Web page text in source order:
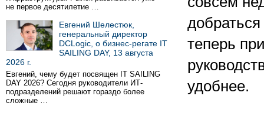
не первое десятилетие …
Евгений Шелестюк,
генеральный директор
DCLogic, о бизнес-регате IT
SAILING DAY, 13 августа
2026 г.
Евгений, чему будет посвящен IT SAILING
DAY 2026? Сегодня руководители ИТ-
подразделений решают гораздо более
сложные …
теперь
удобнее.